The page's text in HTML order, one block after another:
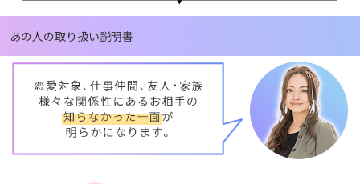
あの人の取り扱い説明書